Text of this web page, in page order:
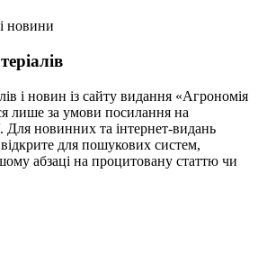
новини
і новин із сайту видання «Агрономія
лише за умови посилання на
. Для новинних та інтернет-видань
для пошукових систем,
абзаці на процитовану статтю чи